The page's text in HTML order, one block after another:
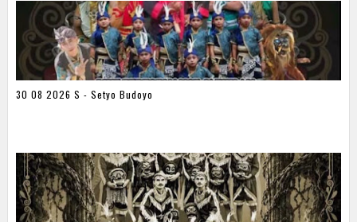
30 08 2026 S - Setyo Budoyo